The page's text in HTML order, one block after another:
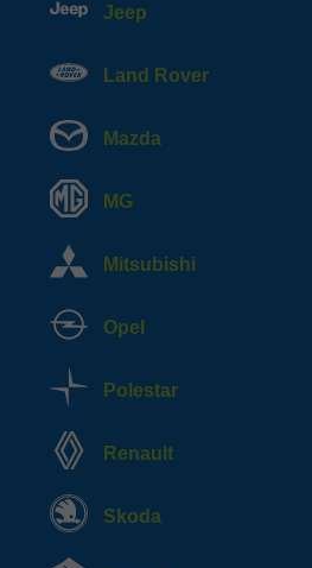
Jeep
Land Rover
Mazda
MG
Mitsubishi
Opel
Polestar
Renault
Skoda